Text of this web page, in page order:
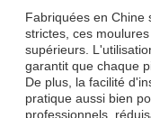
Fabriquées en Chine
strictes, ces
supérieurs.
garantit que chaque
De plus, la facilité
pratique aussi bien
professionnels,